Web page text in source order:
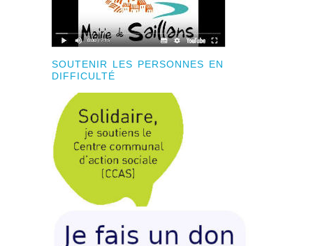
SOUTENIR LES PERSONNES EN
DIFFICULTÉ